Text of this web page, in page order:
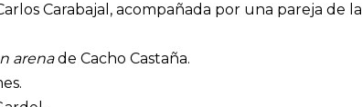
Carabajal, acompañada por una pareja de la
arenade Cacho Castaña.